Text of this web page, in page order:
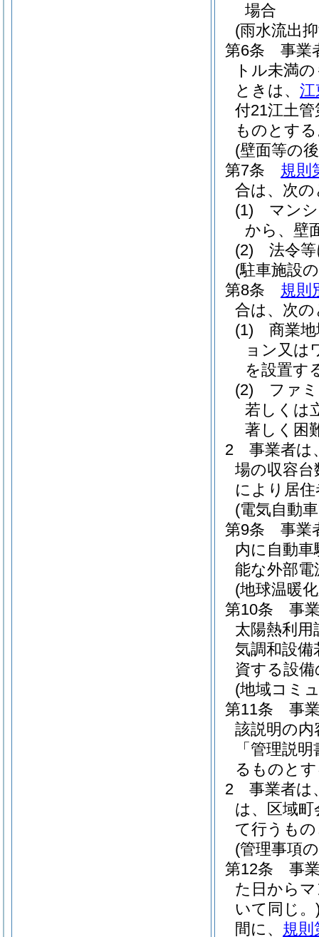
場合
(雨水流出
第6条
事業
トル未満
ときは、 江
付21江土
ものとす
(壁面等の
第7条
規則
合は、次
(1)
マン
から、壁
(2)
法令
(駐車施設
第8条
規則
合は、次
(1)
商業
ョン又は
を設置す
(2)
ファ
若しくは
著しく困
2
事業者は
場の収容
により居
(電気自動
第9条
事業
内に自動
能な外部
(地球温暖
第10条
事
太陽熱利
気調和設
資する設
(地域コミ
第11条
事
該説明の
「管理説
るものと
2
事業者は
は、区域
て行うも
(管理事項
第12条
事
た日から
いて同じ。
間に、 規則